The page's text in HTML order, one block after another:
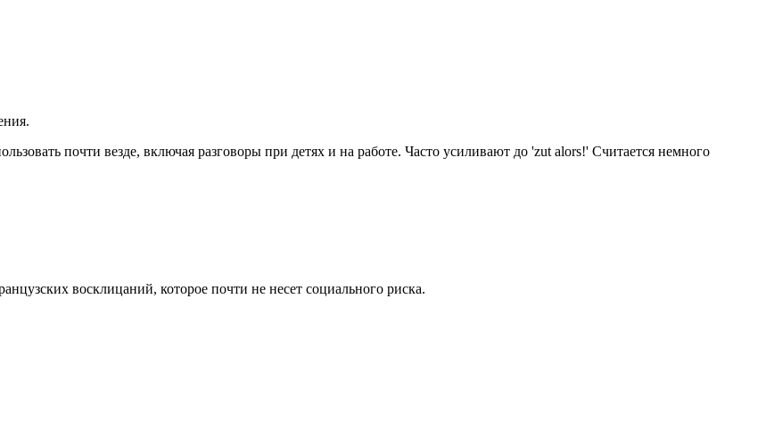
почти везде, включая разговоры при детях и на работе. Часто усиливают до 'zut alors!' Считается немного
восклицаний, которое почти не несет социального риска.